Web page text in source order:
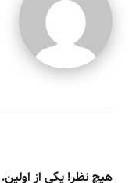
هیچ نظر! یکی از اولین.